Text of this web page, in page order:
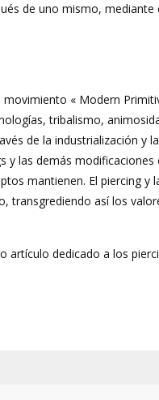
de uno mismo,
« Modern
tribalismo,
de la industrialización y
las demás
mantienen. El piercing
así los
artículo dedicado a los